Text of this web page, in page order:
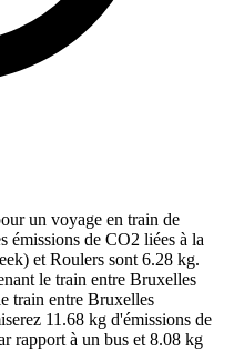
un voyage en train de
émissions de CO2 liées à la
et Roulers sont 6.28 kg.
le train entre Bruxelles
train entre Bruxelles
11.68 kg d'émissions de
rapport à un bus et 8.08 kg